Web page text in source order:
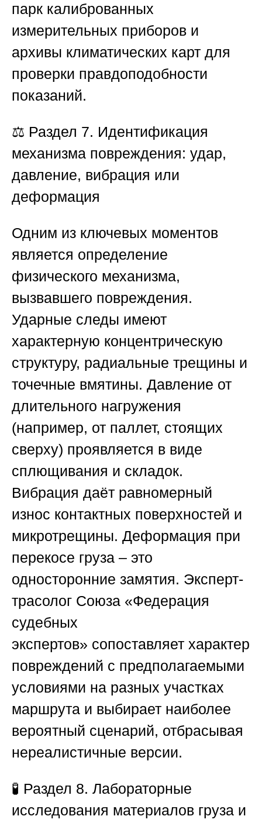
парк калиброванных
измерительных приборов и
архивы климатических карт для
проверки правдоподобности
показаний.
⚖️ Раздел 7. Идентификация
механизма повреждения: удар,
давление, вибрация или
деформация
Одним из ключевых моментов
является определение
физического механизма,
вызвавшего повреждения.
Ударные следы имеют
характерную концентрическую
структуру, радиальные трещины и
точечные вмятины. Давление от
длительного нагружения
(например, от паллет, стоящих
сверху) проявляется в виде
сплющивания и складок.
Вибрация даёт равномерный
износ контактных поверхностей и
микротрещины. Деформация при
перекосе груза – это
односторонние замятия. Эксперт-
трасолог Союза «Федерация
судебных
экспертов» сопоставляет характер
повреждений с предполагаемыми
условиями на разных участках
маршрута и выбирает наиболее
вероятный сценарий, отбрасывая
нереалистичные версии.
🧪 Раздел 8. Лабораторные
исследования материалов груза и